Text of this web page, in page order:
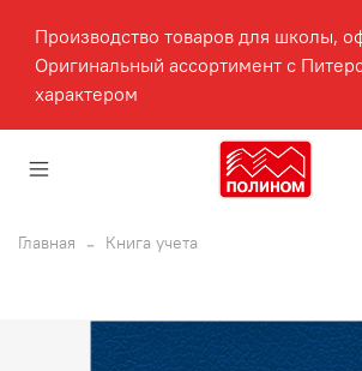
Производство товаров для школы,
Оригинальный ассортимент с
характером
Главная Книга учета